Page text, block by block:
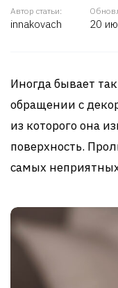
Автор статьи:
innakovach 20
Иногда бывает
обращении с
из которого она
поверхность.
самых